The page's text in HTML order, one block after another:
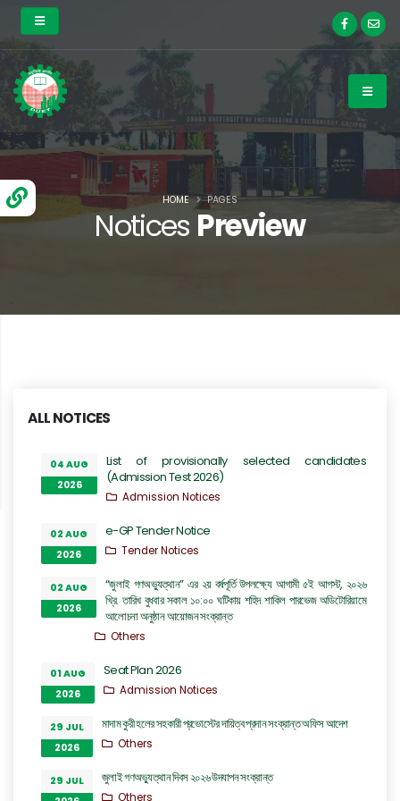
Notices Preview
HOME PAGES
ALL NOTICES
04 AUG
2026
List of provisionally selected candidates
(Admission Test 2026)
Admission Notices
02 AUG
2026
e-GP Tender Notice
Tender Notices
02 AUG
2026
“জুলাই গণঅভ্যুত্থান” এর ২য় বর্ষপূর্তি উপলক্ষ্যে আগামী ৫ই আগস্ট, ২০২৬
খ্রি. তারিখ বুধবার সকাল ১০:০০ ঘটিকায় শহিদ শাকিল পারভেজ অডিটোরিয়ামে
আলোচনা অনুষ্ঠান আয়োজন সংক্রান্ত
Others
01 AUG
2026
Seat Plan 2026
Admission Notices
29 JUL
2026
মাদাম কুরী হলের সহকারী প্রভোস্টের দায়িত্ব প্রদান সংক্রান্ত অফিস আদেশ
Others
29 JUL
জুলাই গণঅভ্যুত্থান দিবস ২০২৬ উদযাপন সংক্রান্ত
Others